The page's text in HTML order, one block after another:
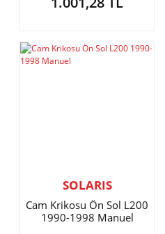
SOLARIS
Cam Krikosu Ön Sol L200
1990-1998 Manuel